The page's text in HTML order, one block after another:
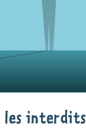
les interdits